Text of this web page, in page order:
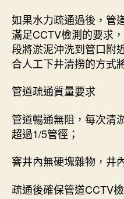
如果水力疏通過後，管
滿足CCTV檢測的要求
段將淤泥沖洗到管口附
合人工下井清撈的方式
管道疏通質量要求
管道暢通無阻，每次清
超過1/5管徑；
窨井內無硬塊雜物，井
疏通後確保管道CCTV